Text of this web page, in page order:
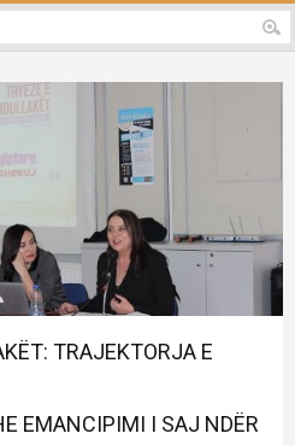
TRAJEKTORJA E
EMANCIPIMI I SAJ NDËR